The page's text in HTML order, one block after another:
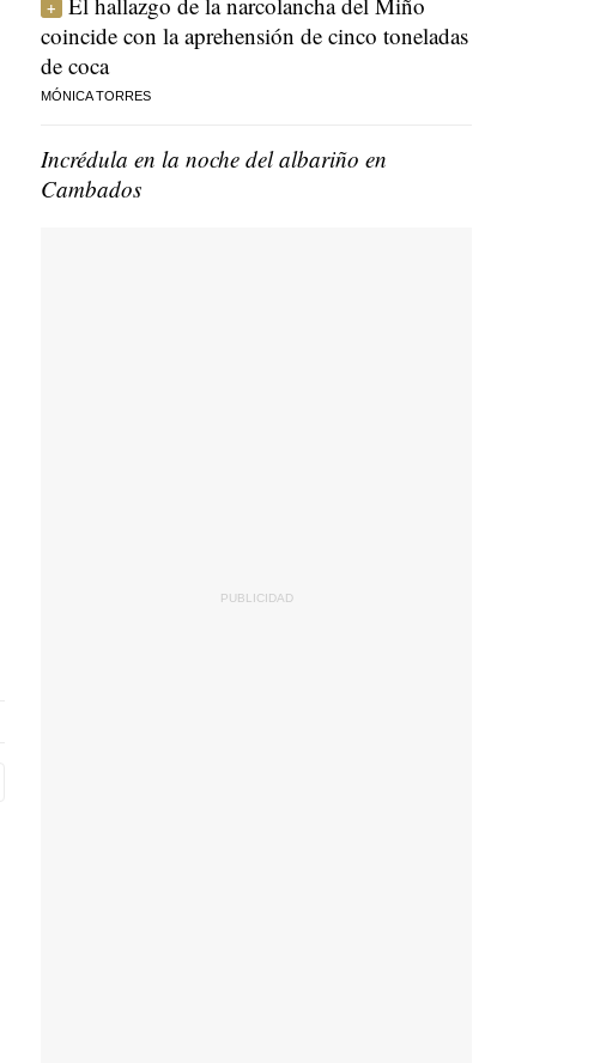
coincide con la aprehensión de cinco toneladas
de coca
MÓNICA TORRES
Incrédula en la noche del albariño en
Cambados